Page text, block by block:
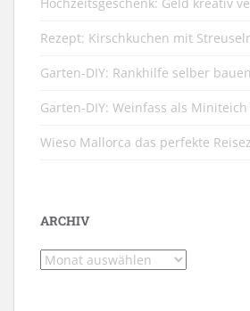
Rezept: Kirschkuchen mit
Garten-DIY: Rankhilfe selber bauen
Garten-DIY: Weinfass als
Wieso Mallorca das perfekte
ARCHIV
Archiv